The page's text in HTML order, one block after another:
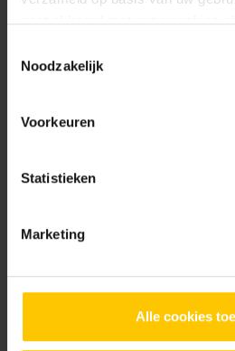
gaat akkoord met onze cookies
Noodzakelijk
Voorkeuren
Statistieken
Marketing
Alle cookies